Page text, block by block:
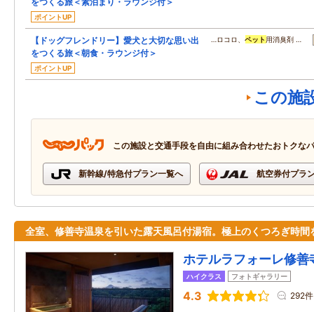
ポイントUP
【ドッグフレンドリー】愛犬と大切な思い出
をつくる旅＜朝食・ラウンジ付＞
ポイントUP
…ロコロ、ペット 用消臭剤 …
この施
この施設と交通手段を自由に組み合わせたおトクな
新幹線/特急付プラン一覧へ 航空券付プラ
全室、修善寺温泉を引いた露天風呂付湯宿。極上のくつろぎ時間
ホテルラフォーレ修
ハイクラス フォトギャラリー
4.3 292件